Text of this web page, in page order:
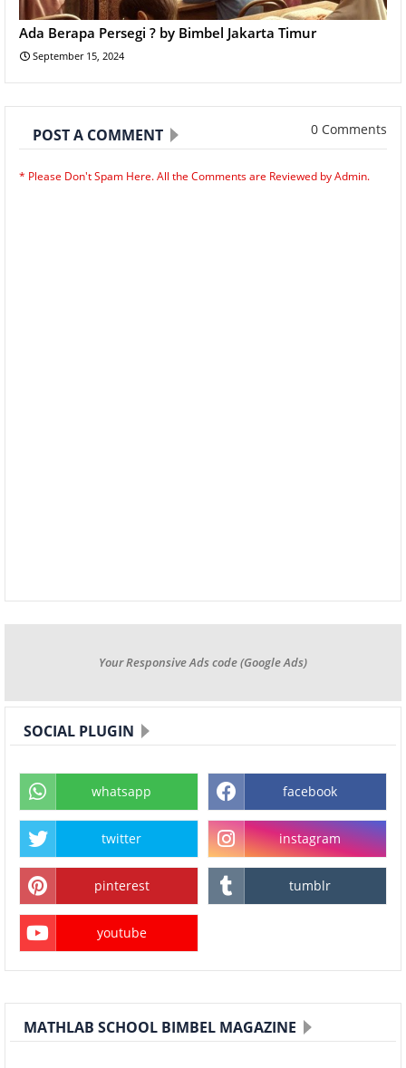
Ada Berapa Persegi ? by Bimbel Jakarta Timur
September 15, 2024
POST A COMMENT 0 Comments
* Please Don't Spam Here. All the Comments are Reviewed by Admin.
Your Responsive Ads code (Google Ads)
SOCIAL PLUGIN
whatsapp facebook
twitter instagram
pinterest tumblr
youtube
MATHLAB SCHOOL BIMBEL MAGAZINE